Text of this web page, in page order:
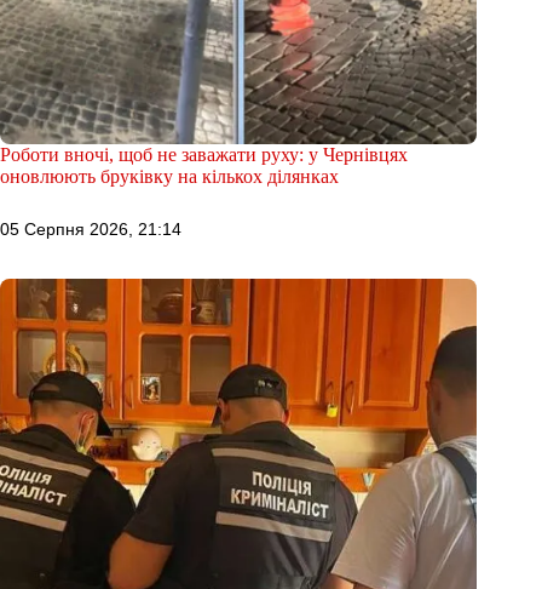
Роботи вночі, щоб не заважати руху: у Чернівцях
оновлюють бруківку на кількох ділянках
05 Серпня 2026, 21:14